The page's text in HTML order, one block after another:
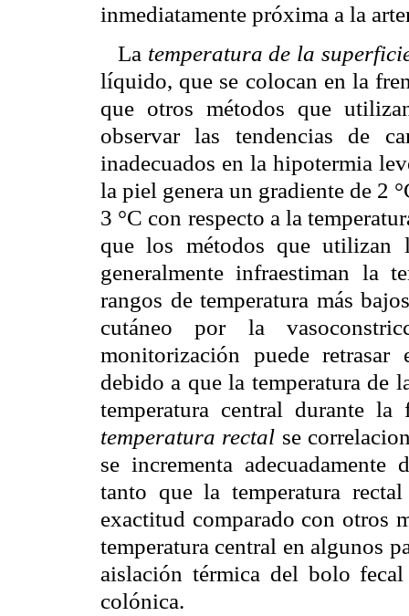
inmediatamente próxima a la
La temperatura de la
líquido, que se colocan en la
que otros métodos que
observar las tendencias de
inadecuados en la hipotermia
la piel genera un gradiente de 2
3 °C con respecto a la
que los métodos que utilizan
generalmente infraestiman la
rangos de temperatura más
cutáneo por la
monitorización puede
debido a que la temperatura de
temperatura central durante la
temperatura rectal se
se incrementa
tanto que la temperatura
exactitud comparado con otros
temperatura central en algunos
aislación térmica del bolo
colónica.